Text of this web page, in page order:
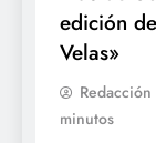
edición
Velas»
Redacción
minutos